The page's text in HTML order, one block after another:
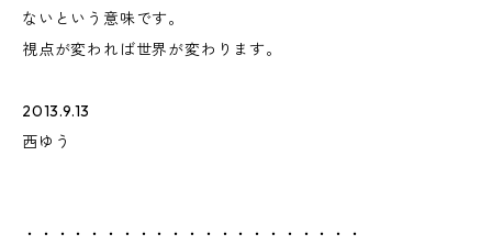
ないという意味です。
視点が変われば世界が変わります。
2013.9.13
西ゆう
・・・・・・・・・・・・・・・・・・・・・